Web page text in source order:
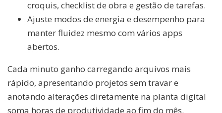
croquis, checklist de obra e gestão de tarefas.
Ajuste modos de energia e desempenho para
manter fluidez mesmo com vários apps
abertos.
Cada minuto ganho carregando arquivos mais
rápido, apresentando projetos sem travar e
anotando alterações diretamente na planta digital
soma horas de produtividade ao fim do mês.